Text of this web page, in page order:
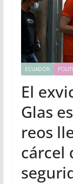
ECUADOR
El
Glas
reos
cárcel